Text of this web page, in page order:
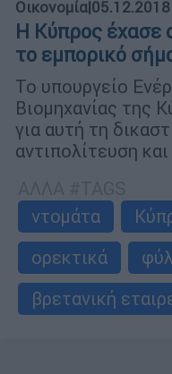
Οικονομία|05.12.2018
Η Κύπρος έχασε
το εμπορικό
Το υπουργείο
Βιομηχανίας της
για αυτή τη
αντιπολίτευση
ντομάτα
ορεκτικά
βρετανική